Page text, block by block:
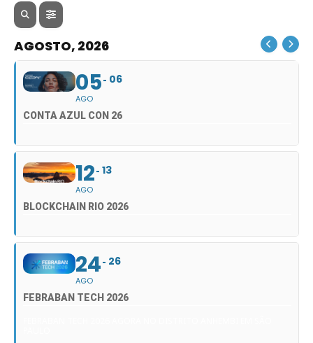
AGOSTO, 2026
05
AGO
06
CONTA AZUL CON 26
12
AGO
13
BLOCKCHAIN RIO 2026
24
AGO
26
FEBRABAN TECH 2026